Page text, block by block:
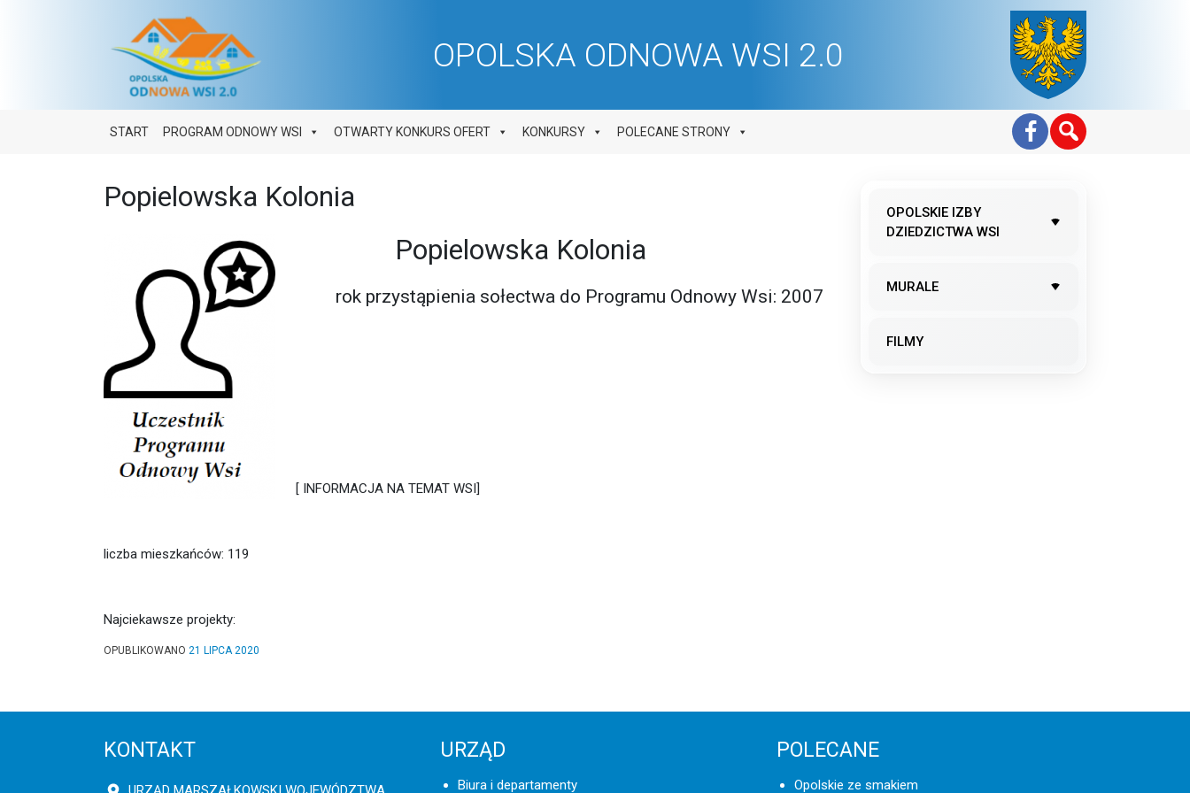
Main Navigation OPOLSKA ODNOWA WSI 2.0
START PROGRAM ODNOWY WSI OTWARTY KONKURS OFERT KONKURSY POLECANE STRONY
Popielowska Kolonia
Popielowska Kolonia
rok przystąpienia sołectwa do Programu Odnowy Wsi: 2007
[ INFORMACJA NA TEMAT WSI]
liczba mieszkańców: 119
Najciekawsze projekty:
OPUBLIKOWANO 21 LIPCA 2020
OPOLSKIE IZBY
DZIEDZICTWA WSI
MURALE
FILMY
KONTAKT URZĄD
Biura i departamenty
POLECANE
Opolskie ze smakiem